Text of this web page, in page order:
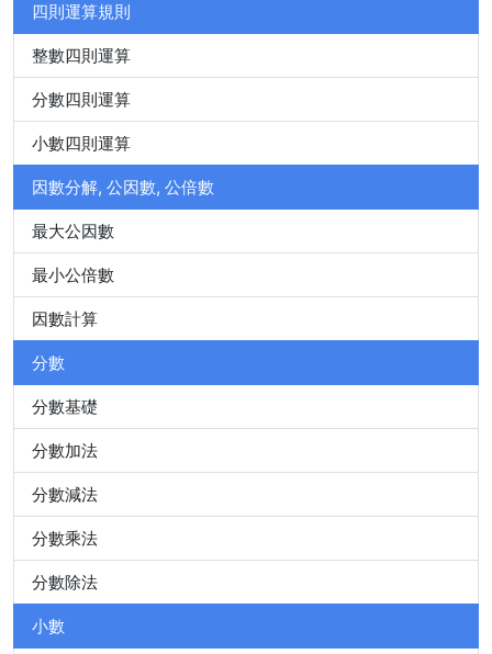
四則運算規則
整數四則運算
分數四則運算
小數四則運算
因數分解, 公因數, 公倍數
最大公因數
最小公倍數
因數計算
分數
分數基礎
分數加法
分數減法
分數乘法
分數除法
小數